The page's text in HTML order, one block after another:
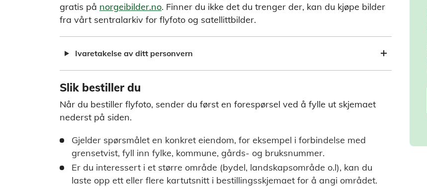
gratis på norgeibilder.no. Finner du ikke det du trenger der, kan du kjøpe bilder
fra vårt sentralarkiv for flyfoto og satellittbilder.
Ivaretakelse av ditt personvern
Slik bestiller du
Når du bestiller flyfoto, sender du først en forespørsel ved å fylle ut skjemaet
nederst på siden.
Gjelder spørsmålet en konkret eiendom, for eksempel i forbindelse med
grensetvist, fyll inn fylke, kommune, gårds- og bruksnummer.
Er du interessert i et større område (bydel, landskapsområde o.l), kan du
laste opp ett eller flere kartutsnitt i bestillingsskjemaet for å angi området.